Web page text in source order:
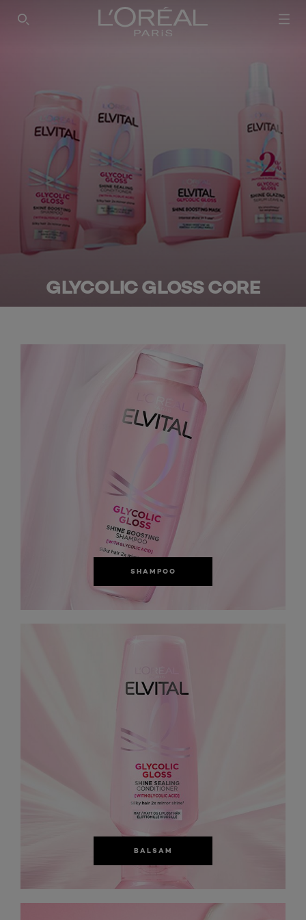
SEARCH THIS SITE
GLYCOLIC GLOSS CORE
SHAMPOO
BALSAM